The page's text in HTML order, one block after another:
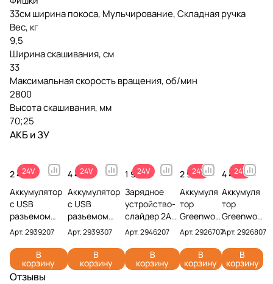
33см ширина покоса, Мульчирование, Складная ручка
Вес, кг
9,5
Ширина скашивания, см
33
Максимальная скорость вращения, об/мин
2800
Высота скашивания, мм
70;25
АКБ и ЗУ
24V
2 490 ₽
Аккумулятор
с USB
разъемом
Greenworks
G24USB2 24V
2939207 (2
Ач)
Арт.2939207
В
корзину
24V
4 490 ₽
Аккумулятор
с USB
разъемом
Greenworks
G24USB4 24V
2939307 (4
Ач)
Арт.2939307
В
корзину
24V
1 990 ₽
Зарядное
устройство-
слайдер 2А
Greenworks
G24UC2 24V
2946207
Арт.2946207
В
корзину
24V
2 990 ₽
Аккумуля
тор
Greenwor
ks G24B2
24V
2926707
(2 Ач)
Арт.2926707
В
корзину
24V
4 491 ₽
Аккумуля
тор
Greenwor
ks G24B4
24V
2926807
(4 Ач)
Арт.2926807
В
корзину
Отзывы